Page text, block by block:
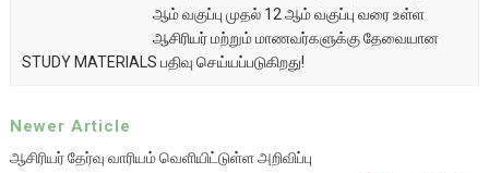
ஆம் வகுப்பு முதல் 12 ஆம் வகுப்பு வரை உள்ள
ஆசிரியர் மற்றும் மாணவர்களுக்கு தேவையான
STUDY MATERIALS பதிவு செய்யப்படுகிறது!
Newer Article
ஆசிரியர் தேர்வு வாரியம் வெளியிட்டுள்ள அறிவிப்பு